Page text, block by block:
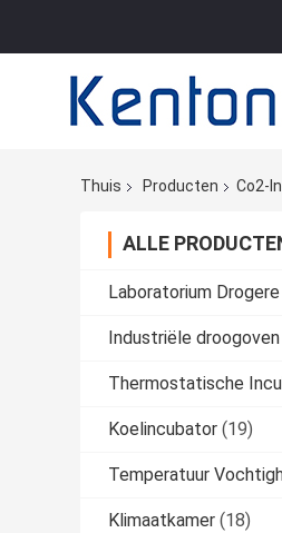
Thuis Producten Co2-
ALLE
Laboratorium
Industriële droogoven
Thermostatische
Koelincubator (19)
Temperatuur
Klimaatkamer (18)